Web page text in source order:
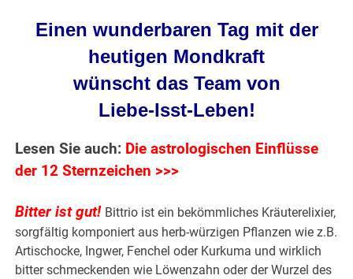
Einen wunderbaren Tag mit der
heutigen Mondkraft
wünscht das Team von
Liebe-Isst-Leben!
Lesen Sie auch: Die astrologischen Einflüsse
der 12 Sternzeichen >>>
Bitter ist gut! Bittrio ist ein bekömmliches Kräuterelixier,
sorgfältig komponiert aus herb-würzigen Pflanzen wie z.B.
Artischocke, Ingwer, Fenchel oder Kurkuma und wirklich
bitter schmeckenden wie Löwenzahn oder der Wurzel des